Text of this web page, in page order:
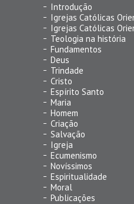
Introdução
Igrejas Católicas
Igrejas Católicas
Teologia na história
Fundamentos
Deus
Trindade
Cristo
Espírito Santo
Maria
Homem
Criação
Salvação
Igreja
Ecumenismo
Novíssimos
Espiritualidade
Moral
Publicações